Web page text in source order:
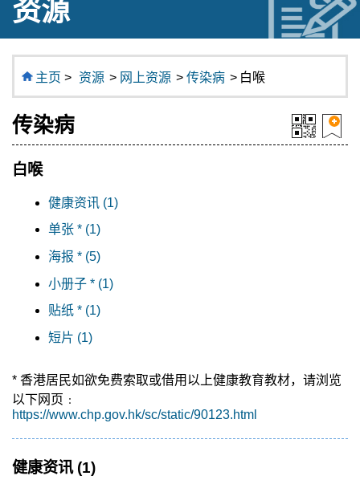
资源
主页 > 资源 > 网上资源 > 传染病 > 白喉
传染病
白喉
健康资讯 (1)
单张 * (1)
海报 * (5)
小册子 * (1)
贴纸 * (1)
短片 (1)
* 香港居民如欲免费索取或借用以上健康教育教材，请浏览
以下网页﹕
https://www.chp.gov.hk/sc/static/90123.html
健康资讯 (1)